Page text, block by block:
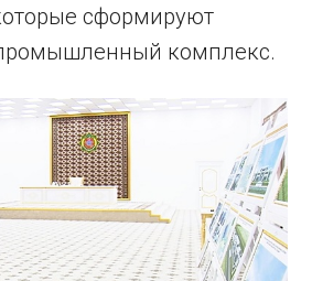
сформируют
комплекс.